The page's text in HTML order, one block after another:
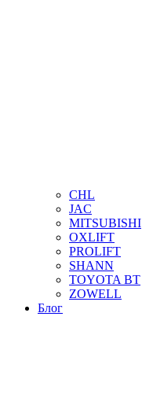
CHL
JAC
MITSUBISHI
OXLIFT
PROLIFT
SHANN
TOYOTA BT
ZOWELL
Блог